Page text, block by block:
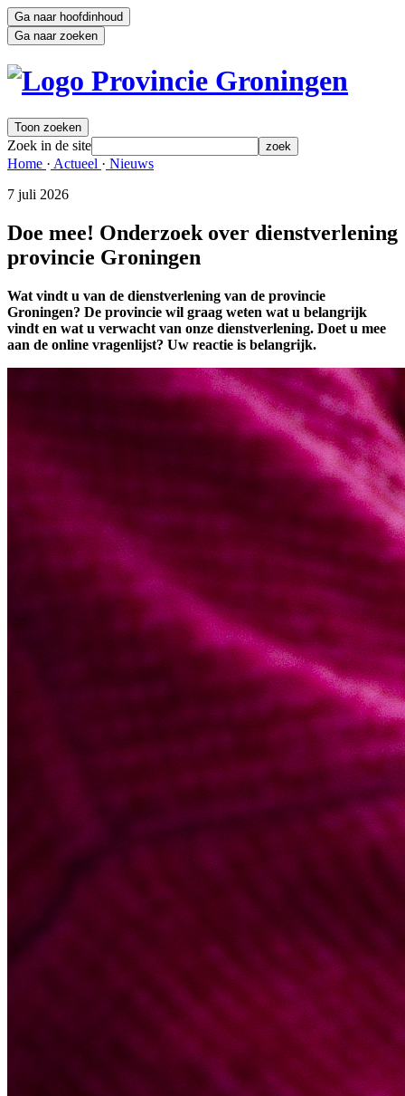
Ga naar hoofdinhoud
Ga naar zoeken
Toon zoeken
Zoek in de site zoek
Home · Actueel · Nieuws
7 juli 2026
Doe mee! Onderzoek over dienstverlening
provincie Groningen
Wat vindt u van de dienstverlening van de provincie
Groningen? De provincie wil graag weten wat u belangrijk
vindt en wat u verwacht van onze dienstverlening. Doet u mee
aan de online vragenlijst? Uw reactie is belangrijk.